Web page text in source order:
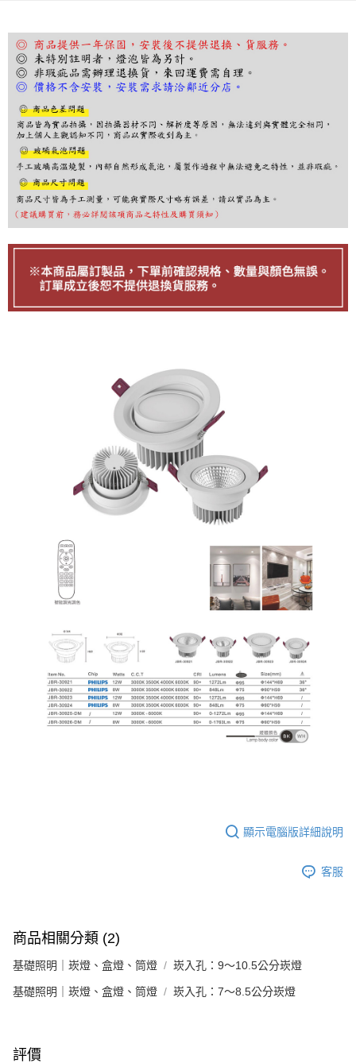
２．訂單成立數日內，您將收到繳費通知簡訊。
３．收到繳費通知簡訊後14天內，點擊此簡訊中的連結，可透過四大超商／
ATM／網路銀行／等多元方式進行付款，方視為交易完成。
※ 請注意：結帳手續完成當下不需立刻繳費，但若您需要取消訂單，請聯絡
購買商品的店家。未經商家同意取消之訂單仍視為有效，需透過AFTEE先享
後付繳納相關費用。
※ 交易是否成功請以「AFTEE先享後付 」之結帳頁面顯示為準，若有關於
是否繳費成功／繳費後需取消欲退款等相關疑問，請聯繫「AFTEE先享後付
客戶支援中心」https://netprotections.freshdesk.com/support/home
【注意事項】
１．透過由恩沛科技股份有限公司提供之「AFTEE先享後付」服務完成之交
權轉讓予恩沛科技股份有限公司。
https://aftee.tw/terms/#terms3
３．未成年的使用者請事先徵得法定代理人或監護人之同意方可使用
「AFTEE先享後付」，若未經同意申辦者引起之損失，本公司不負相關責
４．使用「AFTEE先享後付」時，將依據個別帳號之用戶狀況，依本公司即
顯示電腦版詳細說明
客服
商品相關分類 (2)
基礎照明｜崁燈、盒燈、筒燈 崁入孔：9～10.5公分崁燈
基礎照明｜崁燈、盒燈、筒燈 崁入孔：7～8.5公分崁燈
評價